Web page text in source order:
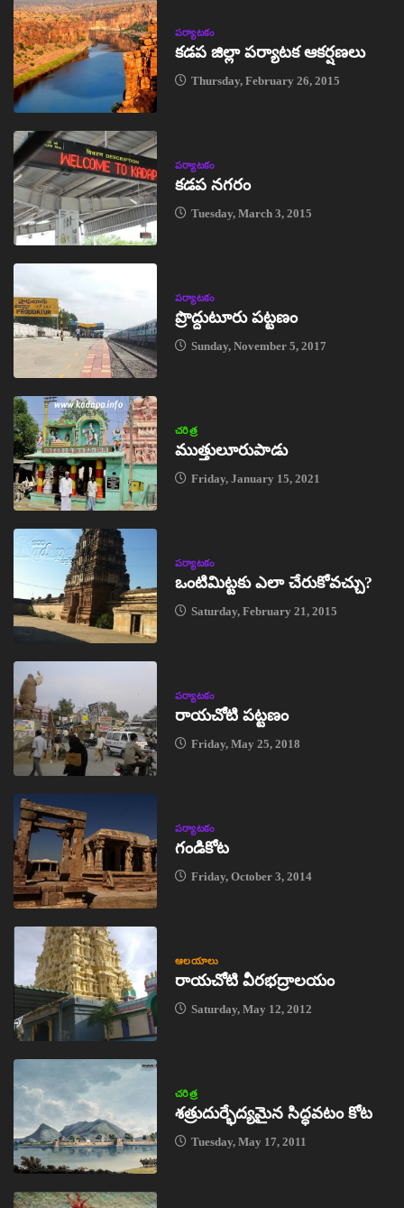
పర్యాటకం
కడప జిల్లా పర్యాటక ఆకర్షణలు
Thursday, February 26, 2015
పర్యాటకం
కడప నగరం
Tuesday, March 3, 2015
పర్యాటకం
ప్రొద్దుటూరు పట్టణం
Sunday, November 5, 2017
చరిత్ర
ముత్తులూరుపాడు
Friday, January 15, 2021
పర్యాటకం
ఒంటిమిట్టకు ఎలా చేరుకోవచ్చు?
Saturday, February 21, 2015
పర్యాటకం
రాయచోటి పట్టణం
Friday, May 25, 2018
పర్యాటకం
గండికోట
Friday, October 3, 2014
ఆలయాలు
రాయచోటి వీరభద్రాలయం
Saturday, May 12, 2012
చరిత్ర
శత్రుదుర్భేద్యమైన సిద్ధవటం కోట
Tuesday, May 17, 2011